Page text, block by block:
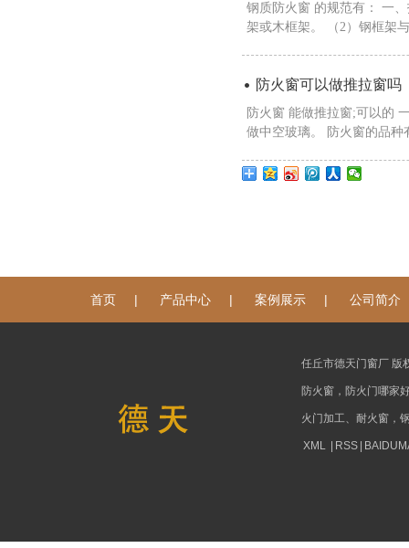
钢质防火窗 的规范有： 一
架或木框架。 （2）钢框架
防火窗可以做推拉窗吗
防火窗 能做推拉窗;可以的
做中空玻璃。 防火窗的品种
首页 | 产品中心 | 案例展示 | 公司简介
任丘市德天门窗厂 版
防火窗，防火门哪家
火门加工、耐火窗，
XML RSS